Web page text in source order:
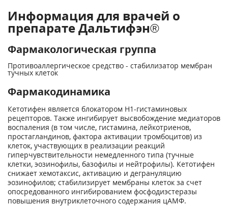
Информация для врачей о
препарате Дальтифэн®
Фармакологическая группа
Противоаллергическое средство - стабилизатор мембран
тучных клеток
Фармакодинамика
Кетотифен является блокатором Н1-гистаминовых
рецепторов. Также ингибирует высвобождение медиаторов
воспаления (в том числе, гистамина, лейкотриенов,
простагландинов, фактора активации тромбоцитов) из
клеток, участвующих в реализации реакций
гиперчувствительности немедленного типа (тучные
клетки, эозинофилы, базофилы и нейтрофилы). Кетотифен
снижает хемотаксис, активацию и дегрануляцию
эозинофилов; стабилизирует мембраны клеток за счет
опосредованного ингибированием фосфодиэстеразы
повышения внутриклеточного содержания цАМФ.